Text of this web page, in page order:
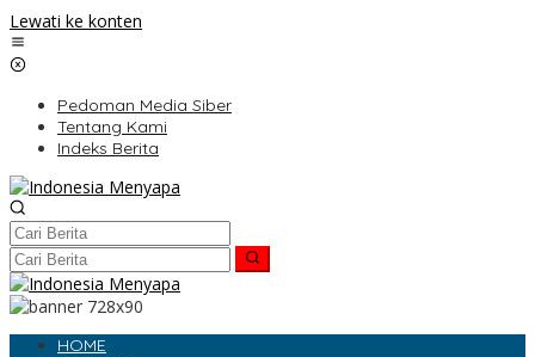
Lewati ke konten
Pedoman Media Siber
Tentang Kami
Indeks Berita
HOME